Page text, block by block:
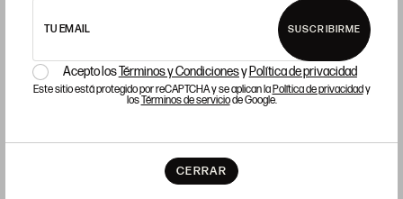
TU EMAIL SUSCRIBIRME
Acepto losTérminos y Condicionesy Política de privacidad
Este sitio está protegido por reCAPTCHA y se aplican laPolítica de privacidady
losTérminos de serviciode Google.
CERRAR
Meaux, Francia / París, Francia (c.1660 - 1738)
"Río de Janeiro. Carta náutica"